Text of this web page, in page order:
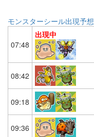
モンスターシール出現予想
07:48
出現中
08:42
09:18
09:36